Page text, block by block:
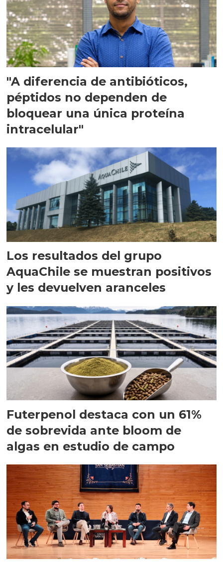
"A diferencia de antibióticos,
péptidos no dependen de
bloquear una única proteína
intracelular"
Los resultados del grupo
AquaChile se muestran positivos
y les devuelven aranceles
Futerpenol destaca con un 61%
de sobrevida ante bloom de
algas en estudio de campo